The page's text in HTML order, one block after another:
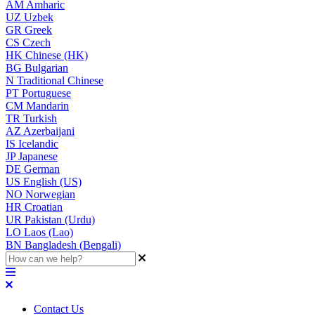
AM Amharic
UZ Uzbek
GR Greek
CS Czech
HK Chinese (HK)
BG Bulgarian
N Traditional Chinese
PT Portuguese
CM Mandarin
TR Turkish
AZ Azerbaijani
IS Icelandic
JPJapanese
DE German
US English (US)
NO Norwegian
HR Croatian
UR Pakistan (Urdu)
LO Laos (Lao)
BN Bangladesh (Bengali)
Contact Us